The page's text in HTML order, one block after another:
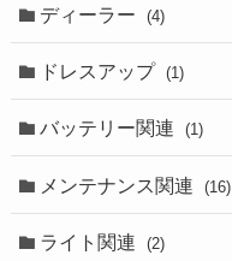
ディーラー (4)
ドレスアップ (1)
バッテリー関連 (1)
メンテナンス関連 (16)
ライト関連 (2)